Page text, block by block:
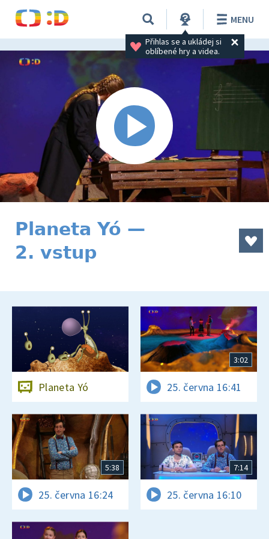
Přihlas se a ukládej si
oblíbené hry a videa.
MENU
Planeta Yó —
2. vstup
Planeta Yó
3:02
25. června 16:41
5:38
25. června 16:24
7:14
25. června 16:10